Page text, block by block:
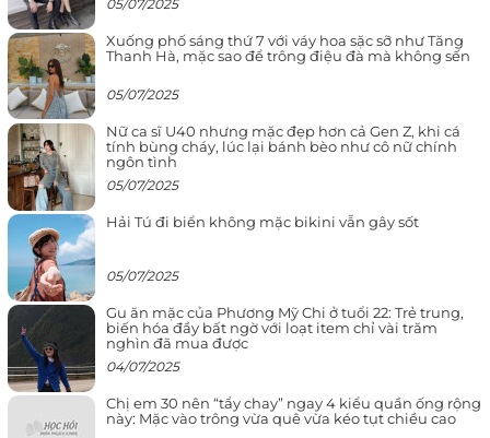
05/07/2025
Xuống phố sáng thứ 7 với váy hoa sặc sỡ như Tăng
Thanh Hà, mặc sao để trông điệu đà mà không sến
05/07/2025
Nữ ca sĩ U40 nhưng mặc đẹp hơn cả Gen Z, khi cá
tính bùng cháy, lúc lại bánh bèo như cô nữ chính
ngôn tình
05/07/2025
Hải Tú đi biển không mặc bikini vẫn gây sốt
05/07/2025
Gu ăn mặc của Phương Mỹ Chi ở tuổi 22: Trẻ trung,
biến hóa đầy bất ngờ với loạt item chỉ vài trăm
nghìn đã mua được
04/07/2025
Chị em 30 nên “tẩy chay” ngay 4 kiểu quần ống rộng
này: Mặc vào trông vừa quê vừa kéo tụt chiều cao